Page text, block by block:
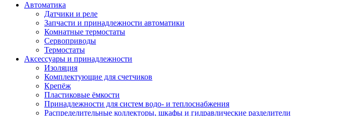
Автоматика
Датчики и реле
Запчасти и принадлежности автоматики
Комнатные термостаты
Сервоприводы
Термостаты
Аксессуары и принадлежности
Изоляция
Комплектующие для счетчиков
Крепёж
Пластиковые ёмкости
Принадлежности для систем водо- и теплоснабжения
Распределительные коллекторы, шкафы и гидравлические разделители